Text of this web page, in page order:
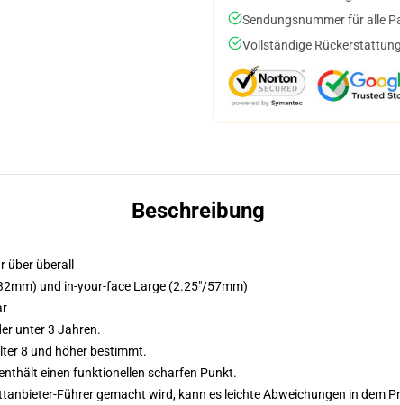
Sendungsnummer für alle
Vollständige
Beschreibung
überall
und in-your-face Large (2.25"/57mm)
unter 3 Jahren.
8 und höher bestimmt.
einen funktionellen scharfen Punkt.
Führer gemacht wird, kann es leichte Abweichungen in dem